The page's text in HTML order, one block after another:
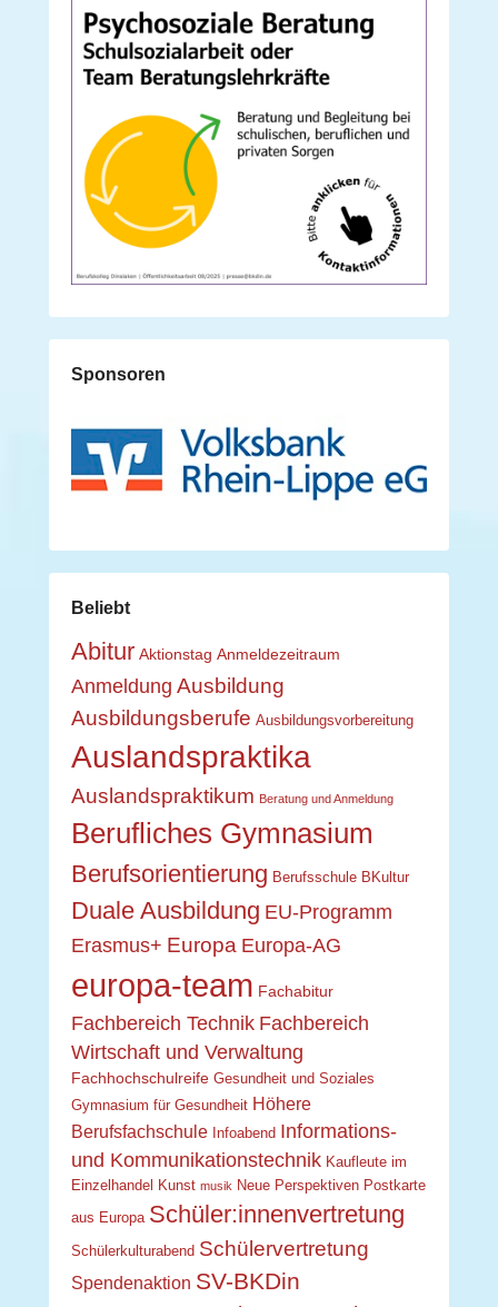
Sponsoren
Beliebt
Abitur Aktionstag Anmeldezeitraum
Anmeldung Ausbildung
Ausbildungsberufe Ausbildungsvorbereitung
Auslandspraktika
Auslandspraktikum Beratung und Anmeldung
Berufliches Gymnasium
Berufsorientierung Berufsschule BKultur
Duale Ausbildung EU-Programm
Erasmus+ Europa Europa-AG
europa-team Fachabitur
Fachbereich Technik Fachbereich
Wirtschaft und Verwaltung
Fachhochschulreife Gesundheit und Soziales
Gymnasium für Gesundheit Höhere
Berufsfachschule Infoabend Informations-
und Kommunikationstechnik Kaufleute im
Einzelhandel
Kunst musik Neue Perspektiven Postkarte
aus Europa Schüler:innenvertretung
Schülerkulturabend Schülervertretung
Spendenaktion SV-BKDin